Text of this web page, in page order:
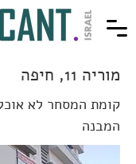
מוריה 11, חיפה
קומת המסחר לא
המבנה